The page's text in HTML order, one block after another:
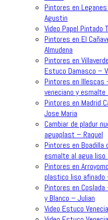
Pintores en
Agustin
Video Papel Pintado
Pintores en El
Almudena
Pintores en
Estuco Damasco –
Pintores en Illescas
veneciano y
Pintores en Madrid
Jose Maria
Cambiar de pladur
aguaplast – Raquel
Pintores en Boadilla
esmalte al agua liso
Pintores en
plastico liso afinado
Pintores en
y Blanco – Julian
Video Estuco